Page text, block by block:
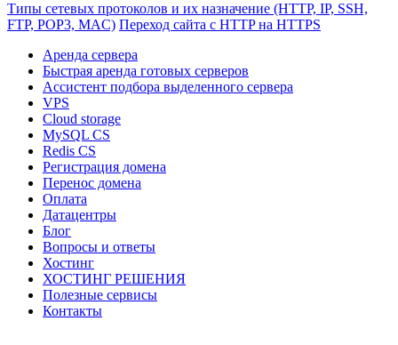
Типы сетевых протоколов и их назначение (HTTP, IP, SSH,
FTP, POP3, MAC) Переход сайта с HTTP на HTTPS
Аренда сервера
Быстрая аренда готовых серверов
Ассистент подбора выделенного сервера
VPS
Cloud storage
MySQL CS
Redis CS
Регистрация домена
Перенос домена
Оплата
Датацентры
Блог
Вопросы и ответы
Хостинг
ХОСТИНГ РЕШЕНИЯ
Полезные сервисы
Контакты